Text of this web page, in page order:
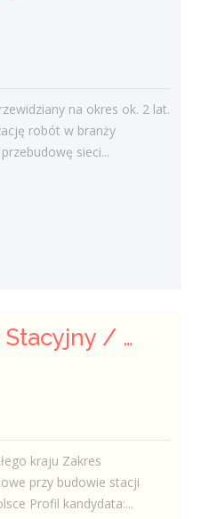
na okres ok. 2 lat.
robót w branży
sieci...
Elektromonter Stacyjny / Elektromonterka Stacyjna (K/M)
kraju Zakres
przy budowie stacji
Profil kandydata:...